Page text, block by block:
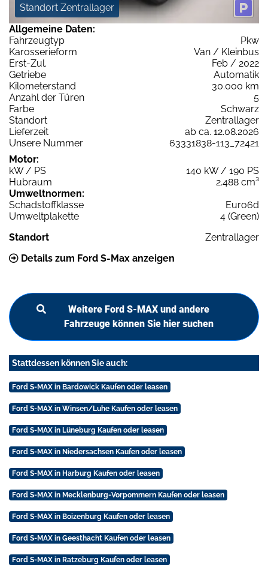
Standort Zentrallager
Allgemeine Daten:
Fahrzeugtyp
Pkw
Karosserieform
Van / Kleinbus
Erst-Zul.
Feb / 2022
Getriebe
Automatik
Kilometerstand
30.000 km
Anzahl der Türen
5
Farbe
Schwarz
Standort
Zentrallager
Lieferzeit
ab ca. 12.08.2026
Unsere Nummer
63331838-113_72421
Motor:
kW / PS
140 kW / 190 PS
Hubraum
2.488 cm³
Umweltnormen:
Schadstoffklasse
Euro6d
Umweltplakette
4 (Green)
Standort
Zentrallager
Details zum Ford S-Max anzeigen
Weitere Ford S-MAX und andere
Fahrzeuge können Sie hier suchen
Stattdessen können Sie auch:
Ford S-MAX in Bardowick Kaufen oder leasen
Ford S-MAX in Winsen/Luhe Kaufen oder leasen
Ford S-MAX in Lüneburg Kaufen oder leasen
Ford S-MAX in Niedersachsen Kaufen oder leasen
Ford S-MAX in Harburg Kaufen oder leasen
Ford S-MAX in Mecklenburg-Vorpommern Kaufen oder leasen
Ford S-MAX in Boizenburg Kaufen oder leasen
Ford S-MAX in Geesthacht Kaufen oder leasen
Ford S-MAX in Ratzeburg Kaufen oder leasen